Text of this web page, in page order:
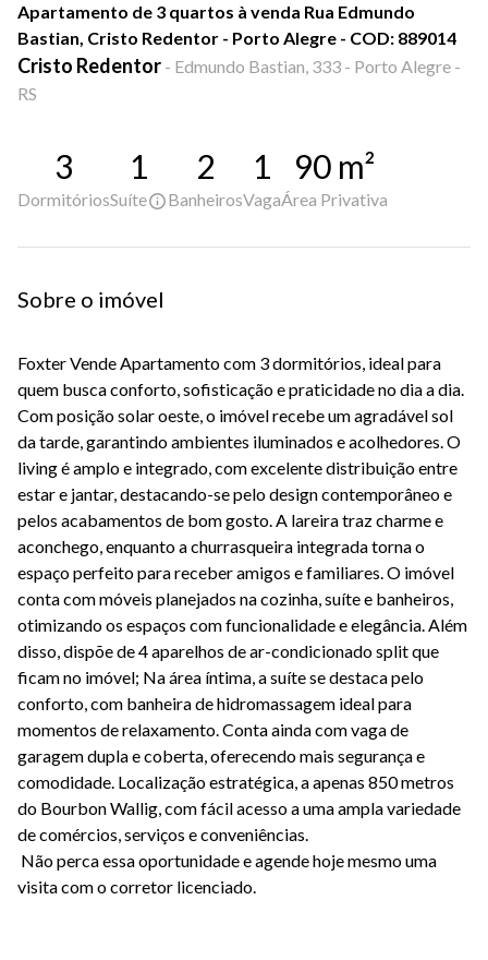
Apartamento de 3 quartos à venda Rua Edmundo
Bastian, Cristo Redentor - Porto Alegre - COD: 889014
Cristo Redentor - Edmundo Bastian, 333 - Porto Alegre -
RS
3
Dormitórios
1
Suíte
2
Banheiros
1
Vaga
90 m²
Área Privativa
Sobre o imóvel
Foxter Vende Apartamento com 3 dormitórios, ideal para
quem busca conforto, sofisticação e praticidade no dia a dia.
Com posição solar oeste, o imóvel recebe um agradável sol
da tarde, garantindo ambientes iluminados e acolhedores. O
living é amplo e integrado, com excelente distribuição entre
estar e jantar, destacando-se pelo design contemporâneo e
pelos acabamentos de bom gosto. A lareira traz charme e
aconchego, enquanto a churrasqueira integrada torna o
espaço perfeito para receber amigos e familiares. O imóvel
conta com móveis planejados na cozinha, suíte e banheiros,
otimizando os espaços com funcionalidade e elegância. Além
disso, dispõe de 4 aparelhos de ar-condicionado split que
ficam no imóvel; Na área íntima, a suíte se destaca pelo
conforto, com banheira de hidromassagem ideal para
momentos de relaxamento. Conta ainda com vaga de
garagem dupla e coberta, oferecendo mais segurança e
comodidade. Localização estratégica, a apenas 850 metros
do Bourbon Wallig, com fácil acesso a uma ampla variedade
de comércios, serviços e conveniências.
Não perca essa oportunidade e agende hoje mesmo uma
visita com o corretor licenciado.